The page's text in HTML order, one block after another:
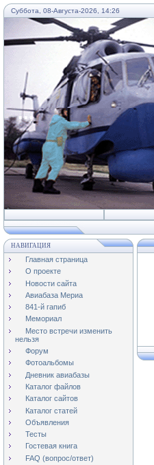
Суббота, 08-Августа-2026, 14:26
...
НАВИГАЦИЯ
Главная страница
О проекте
Новости сайта
Авиабаза Мериа
841-й гапиб
Мемориал
Место встречи изменить
нельзя
Форум
Фотоальбомы
Дневник авиабазы
Каталог файлов
Каталог сайтов
Каталог статей
Объявления
Тесты
Гостевая книга
FAQ (вопрос/ответ)